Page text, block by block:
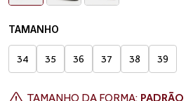
TAMANHO
34 35 36 37 38 39
TAMANHO DA FORMA: PADRÃO